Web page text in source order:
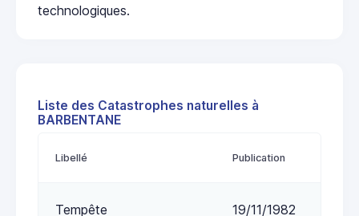
technologiques.
Liste des Catastrophes naturelles à
BARBENTANE
Libellé Publication
Tempête 19/11/1982